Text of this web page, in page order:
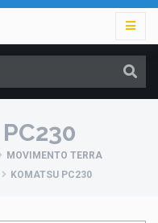
MOVIMENTO TERRA
KOMATSU PC230